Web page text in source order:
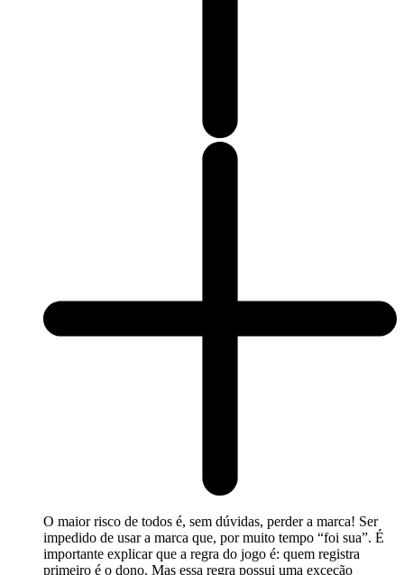
O maior risco de todos é, sem dúvidas, perder a marca! Ser
impedido de usar a marca que, por muito tempo “foi sua”. É
importante explicar que a regra do jogo é: quem registra
primeiro é o dono. Mas essa regra possui uma exceção